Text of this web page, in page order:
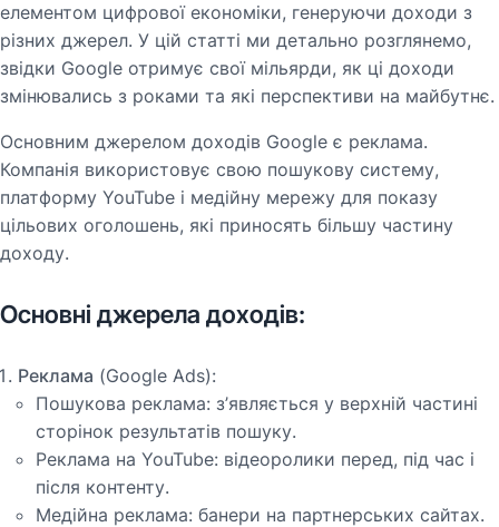
елементом цифрової економіки, генеруючи доходи з
різних джерел. У цій статті ми детально розглянемо,
звідки Google отримує свої мільярди, як ці доходи
змінювались з роками та які перспективи на майбутнє.
Основним джерелом доходів Google є реклама.
Компанія використовує свою пошукову систему,
платформу YouTube і медійну мережу для показу
цільових оголошень, які приносять більшу частину
доходу.
Основні джерела доходів:
Реклама (Google Ads):
Пошукова реклама: з’являється у верхній частині
сторінок результатів пошуку.
Реклама на YouTube: відеоролики перед, під час і
після контенту.
Медійна реклама: банери на партнерських сайтах.